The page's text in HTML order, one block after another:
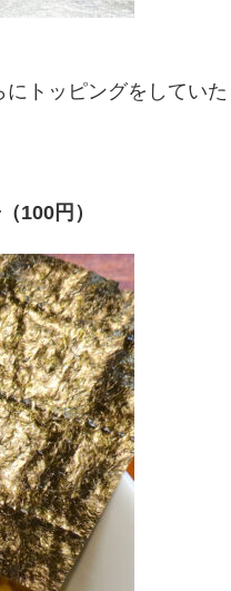
トッピングをしていた
100円）